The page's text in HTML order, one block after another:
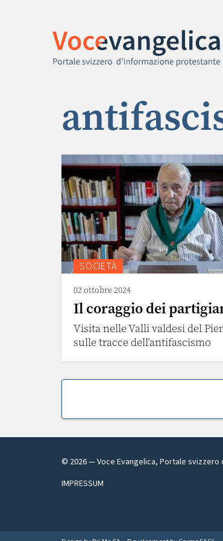
SOCIETÀ
02 ottobre 2024
Il coraggio dei
Visita nelle Valli valdesi del
sulle tracce dell’antifascismo
© 2026— Voce Evangelica, Portale
IMPRESSUM